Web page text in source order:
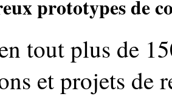
prototypes de
tout plus de
et projets de